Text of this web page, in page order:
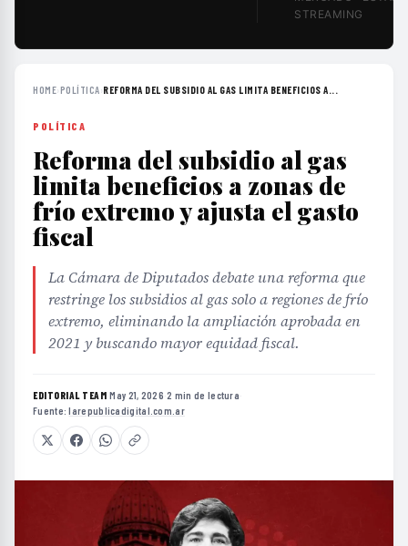
STREAMING
HOME›POLÍTICA›REFORMA DEL SUBSIDIO AL GAS LIMITA BENEFICIOS A...
POLÍTICA
Reforma del subsidio al gas
limita beneficios a zonas de
frío extremo y ajusta el gasto
fiscal
La Cámara de Diputados debate una reforma que
restringe los subsidios al gas solo a regiones de frío
extremo, eliminando la ampliación aprobada en
2021 y buscando mayor equidad fiscal.
EDITORIAL TEAM·May 21, 2026·2 min de lectura·
Fuente:larepublicadigital.com.ar